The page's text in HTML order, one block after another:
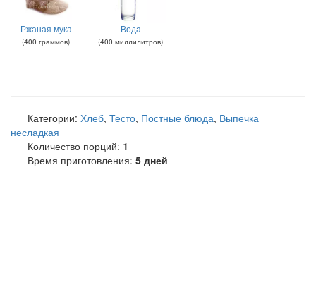
Ржаная мука
(400 граммов)
Вода
(400 миллилитров)
Категории: Хлеб, Тесто, Постные блюда, Выпечка
несладкая
Количество порций: 1
Время приготовления: 5 дней